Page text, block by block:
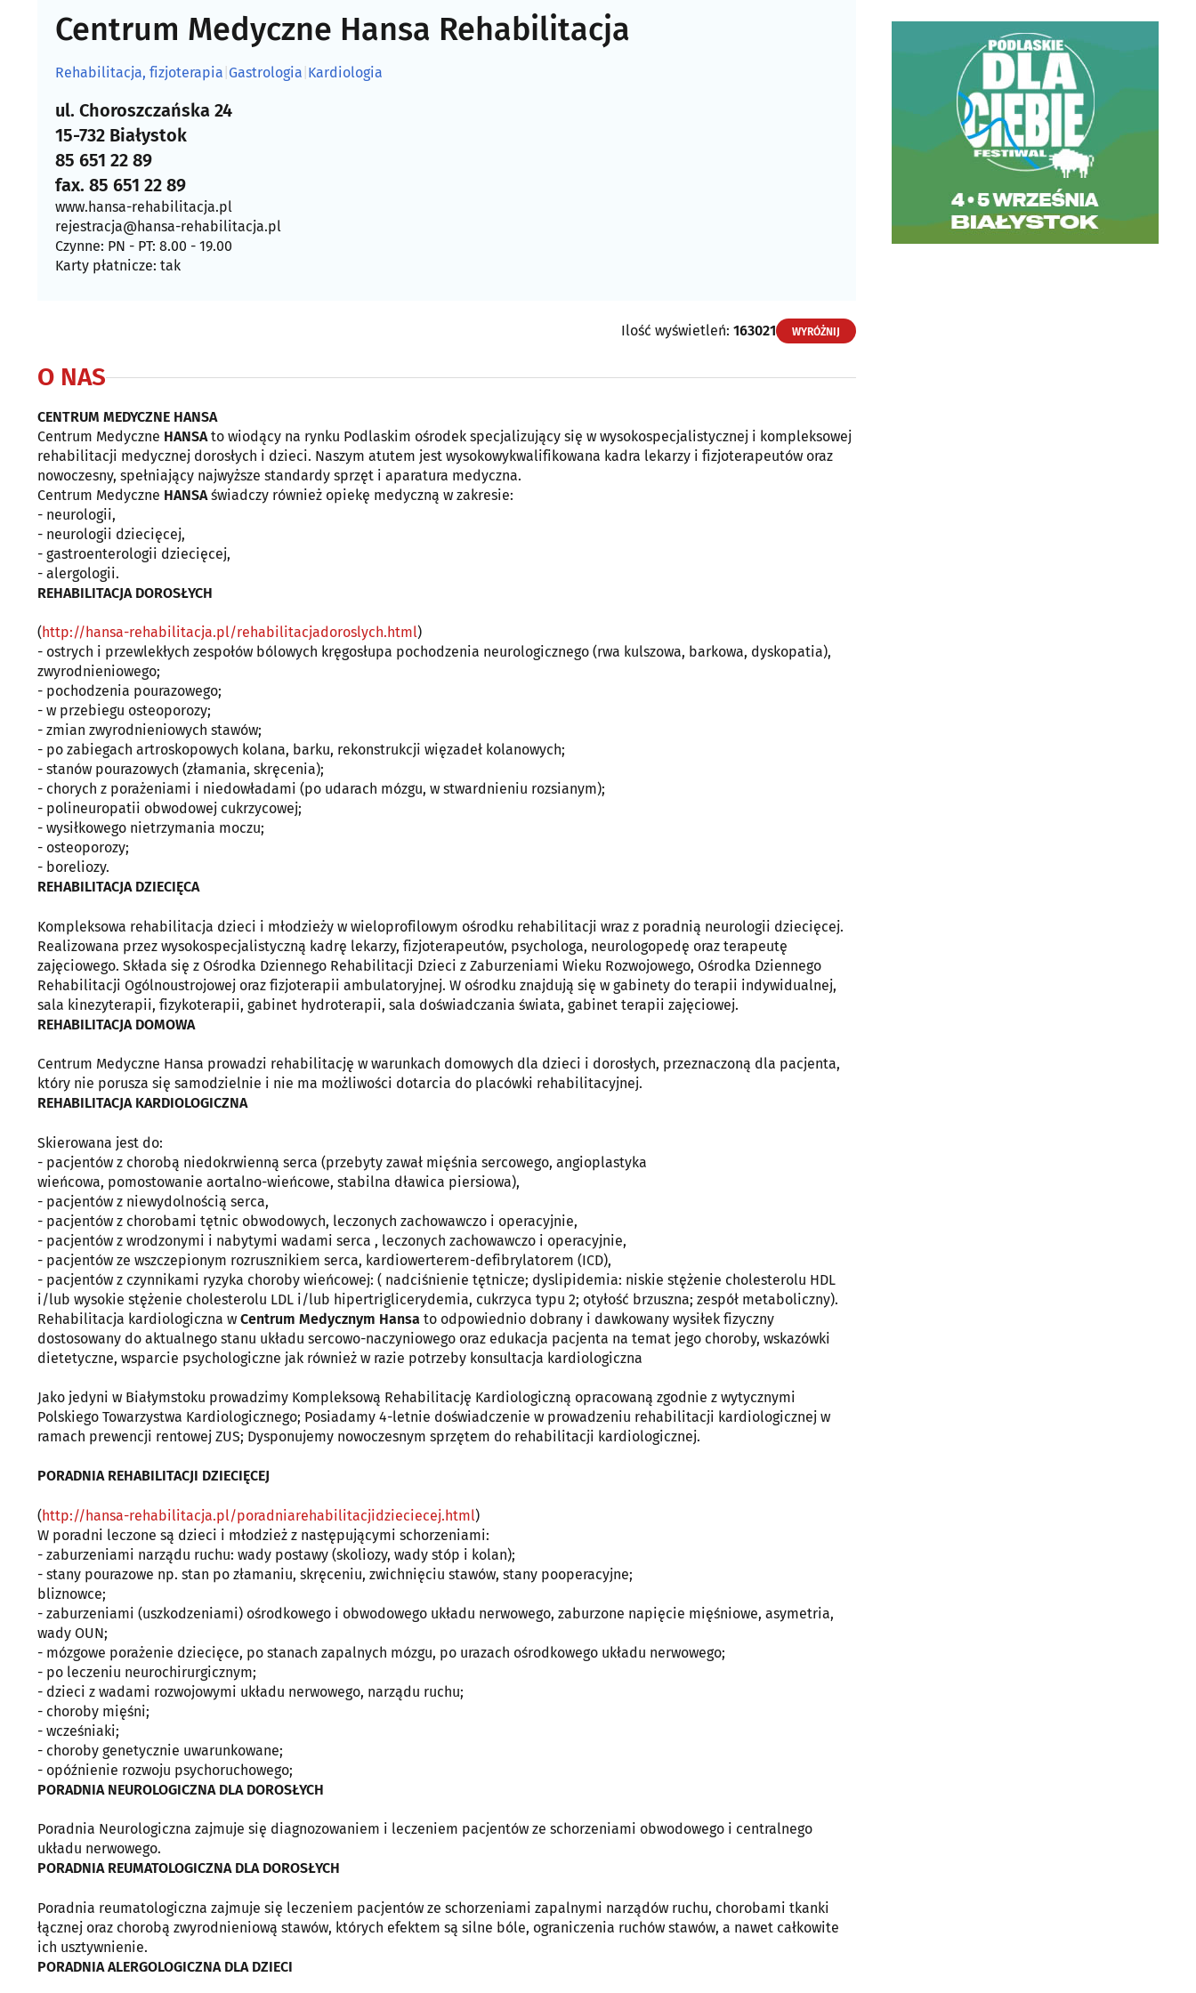
Centrum Medyczne Hansa Rehabilitacja
Rehabilitacja, fizjoterapia Gastrologia Kardiologia
ul. Choroszczańska 24
15-732 Białystok
85 651 22 89
fax. 85 651 22 89
www.hansa-rehabilitacja.pl
rejestracja@hansa-rehabilitacja.pl
Czynne: PN - PT: 8.00 - 19.00
Karty płatnicze: tak
Ilość wyświetleń: 163021 WYRÓŻNIJ
O NAS
CENTRUM MEDYCZNE HANSA
Centrum Medyczne HANSAto wiodący na rynku Podlaskim ośrodek specjalizujący się w wysokospecjalistycznej i kompleksowej
rehabilitacji medycznej dorosłych i dzieci. Naszym atutem jest wysokowykwalifikowana kadra lekarzy i fizjoterapeutów oraz
nowoczesny, spełniający najwyższe standardy sprzęt i aparatura medyczna.
Centrum Medyczne HANSAświadczy również opiekę medyczną w zakresie:
- neurologii,
- neurologii dziecięcej,
- gastroenterologii dziecięcej,
- alergologii.
REHABILITACJA DOROSŁYCH
( http://hansa-rehabilitacja.pl/rehabilitacjadoroslych.html)
- ostrych i przewlekłych zespołów bólowych kręgosłupa pochodzenia neurologicznego (rwa kulszowa, barkowa, dyskopatia),
zwyrodnieniowego;
- pochodzenia pourazowego;
- w przebiegu osteoporozy;
- zmian zwyrodnieniowych stawów;
- po zabiegach artroskopowych kolana, barku, rekonstrukcji więzadeł kolanowych;
- stanów pourazowych (złamania, skręcenia);
- chorych z porażeniami i niedowładami (po udarach mózgu, w stwardnieniu rozsianym);
- polineuropatii obwodowej cukrzycowej;
- wysiłkowego nietrzymania moczu;
- osteoporozy;
- boreliozy.
REHABILITACJA DZIECIĘCA
Kompleksowa rehabilitacja dzieci i młodzieży w wieloprofilowym ośrodku rehabilitacji wraz z poradnią neurologii dziecięcej.
Realizowana przez wysokospecjalistyczną kadrę lekarzy, fizjoterapeutów, psychologa, neurologopedę oraz terapeutę
zajęciowego. Składa się z Ośrodka Dziennego Rehabilitacji Dzieci z Zaburzeniami Wieku Rozwojowego, Ośrodka Dziennego
Rehabilitacji Ogólnoustrojowej oraz fizjoterapii ambulatoryjnej. W ośrodku znajdują się w gabinety do terapii indywidualnej,
sala kinezyterapii, fizykoterapii, gabinet hydroterapii, sala doświadczania świata, gabinet terapii zajęciowej.
REHABILITACJA DOMOWA
Centrum Medyczne Hansa prowadzi rehabilitację w warunkach domowych dla dzieci i dorosłych, przeznaczoną dla pacjenta,
który nie porusza się samodzielnie i nie ma możliwości dotarcia do placówki rehabilitacyjnej.
REHABILITACJA KARDIOLOGICZNA
Skierowana jest do:
- pacjentów z chorobą niedokrwienną serca (przebyty zawał mięśnia sercowego, angioplastyka
wieńcowa, pomostowanie aortalno-wieńcowe, stabilna dławica piersiowa),
- pacjentów z niewydolnością serca,
- pacjentów z chorobami tętnic obwodowych, leczonych zachowawczo i operacyjnie,
- pacjentów z wrodzonymi i nabytymi wadami serca , leczonych zachowawczo i operacyjnie,
- pacjentów ze wszczepionym rozrusznikiem serca, kardiowerterem-defibrylatorem (ICD),
- pacjentów z czynnikami ryzyka choroby wieńcowej: ( nadciśnienie tętnicze; dyslipidemia: niskie stężenie cholesterolu HDL
i/lub wysokie stężenie cholesterolu LDL i/lub hipertriglicerydemia, cukrzyca typu 2; otyłość brzuszna; zespół metaboliczny).
Rehabilitacja kardiologiczna w Centrum Medycznym Hansa to odpowiednio dobrany i dawkowany wysiłek fizyczny
dostosowany do aktualnego stanu układu sercowo-naczyniowego oraz edukacja pacjenta na temat jego choroby, wskazówki
dietetyczne, wsparcie psychologiczne jak również w razie potrzeby konsultacja kardiologiczna
Jako jedyni w Białymstoku prowadzimy Kompleksową Rehabilitację Kardiologiczną opracowaną zgodnie z wytycznymi
Polskiego Towarzystwa Kardiologicznego; Posiadamy 4-letnie doświadczenie w prowadzeniu rehabilitacji kardiologicznej w
ramach prewencji rentowej ZUS; Dysponujemy nowoczesnym sprzętem do rehabilitacji kardiologicznej.
PORADNIA REHABILITACJI DZIECIĘCEJ
(http://hansa-rehabilitacja.pl/poradniarehabilitacjidzieciecej.html)
W poradni leczone są dzieci i młodzież z następującymi schorzeniami:
- zaburzeniami narządu ruchu: wady postawy (skoliozy, wady stóp i kolan);
- stany pourazowe np. stan po złamaniu, skręceniu, zwichnięciu stawów, stany pooperacyjne;
bliznowce;
- zaburzeniami (uszkodzeniami) ośrodkowego i obwodowego układu nerwowego, zaburzone napięcie mięśniowe, asymetria,
wady OUN;
- mózgowe porażenie dziecięce, po stanach zapalnych mózgu, po urazach ośrodkowego układu nerwowego;
- po leczeniu neurochirurgicznym;
- dzieci z wadami rozwojowymi układu nerwowego, narządu ruchu;
- choroby mięśni;
- wcześniaki;
- choroby genetycznie uwarunkowane;
- opóźnienie rozwoju psychoruchowego;
PORADNIA NEUROLOGICZNA DLA DOROSŁYCH
Poradnia Neurologiczna zajmuje się diagnozowaniem i leczeniem pacjentów ze schorzeniami obwodowego i centralnego
układu nerwowego.
PORADNIA REUMATOLOGICZNA DLA DOROSŁYCH
Poradnia reumatologiczna zajmuje się leczeniem pacjentów ze schorzeniami zapalnymi narządów ruchu, chorobami tkanki
łącznej oraz chorobą zwyrodnieniową stawów, których efektem są silne bóle, ograniczenia ruchów stawów, a nawet całkowite
ich usztywnienie.
PORADNIA ALERGOLOGICZNA DLA DZIECI
Centrum Medyczne
Hansa Rehabilitacja
ul. Choroszczańska 24
15-732 Białystok